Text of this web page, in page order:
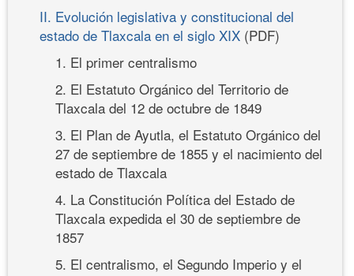
II. Evolución legislativa y constitucional del
estado de Tlaxcala en el siglo XIX (PDF)
1. El primer centralismo
2. El Estatuto Orgánico del Territorio de
Tlaxcala del 12 de octubre de 1849
3. El Plan de Ayutla, el Estatuto Orgánico del
27 de septiembre de 1855 y el nacimiento del
estado de Tlaxcala
4. La Constitución Política del Estado de
Tlaxcala expedida el 30 de septiembre de
1857
5. El centralismo, el Segundo Imperio y el